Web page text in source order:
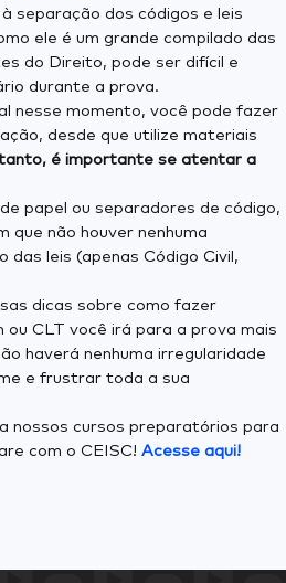
separação dos códigos e leis
ele é um grande compilado das
do Direito, pode ser difícil e
durante a prova.
nesse momento, você pode fazer
desde que utilize materiais
é importante se atentar a
papel ou separadores de código,
que não houver nenhuma
das leis (apenas Código Civil,
dicas sobre como fazer
ou CLT você irá para a prova mais
haverá nenhuma irregularidade
e frustrar toda a sua
nossos cursos preparatórios para
com o CEISC! Acesse aqui!